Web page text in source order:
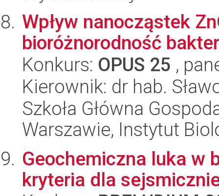
Wpływ nanocząstek
bioróżnorodność
Konkurs: OPUS 25 ,
Kierownik: dr hab.
Szkoła Główna
Warszawie, Instytut
Geochemiczna luka w
kryteria dla